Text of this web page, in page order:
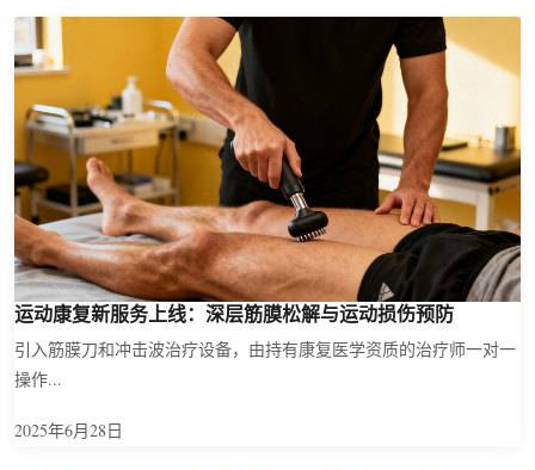
运动康复新服务上线：深层筋膜松解与运动损伤预防
引入筋膜刀和冲击波治疗设备，由持有康复医学资质的治疗师一对一
操作...
2025年6月28日